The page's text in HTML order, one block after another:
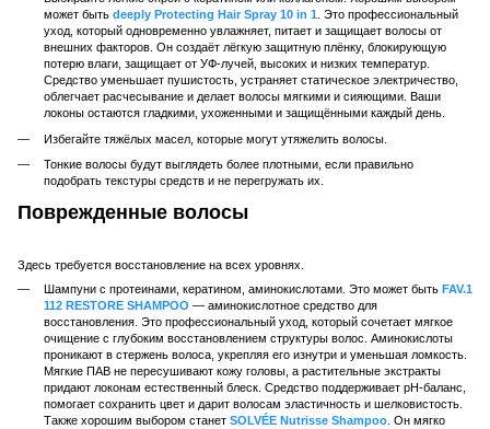
может быть deeply Protecting Hair Spray 10 in 1 . Это профессиональный
уход, который одновременно увлажняет, питает и защищает волосы от
внешних факторов. Он создаёт лёгкую защитную плёнку, блокирующую
потерю влаги, защищает от УФ-лучей, высоких и низких температур.
Средство уменьшает пушистость, устраняет статическое электричество,
облегчает расчесывание и делает волосы мягкими и сияющими. Ваши
локоны остаются гладкими, ухоженными и защищёнными каждый день.
Избегайте тяжёлых масел, которые могут утяжелить волосы.
Тонкие волосы будут выглядеть более плотными, если правильно
подобрать текстуры средств и не перегружать их.
Поврежденные волосы
Здесь требуется восстановление на всех уровнях.
Шампуни с протеинами, кератином, аминокислотами. Это может быть FAV.1
112 RESTORE SHAMPOO — аминокислотное средство для
восстановления. Это профессиональный уход, который сочетает мягкое
очищение с глубоким восстановлением структуры волос. Аминокислоты
проникают в стержень волоса, укрепляя его изнутри и уменьшая ломкость.
Мягкие ПАВ не пересушивают кожу головы, а растительные экстракты
придают локонам естественный блеск. Средство поддерживает pH-баланс,
помогает сохранить цвет и дарит волосам эластичность и шелковистость.
Также хорошим выбором станет SOLVÉE Nutrisse Shampoo. Он мягко